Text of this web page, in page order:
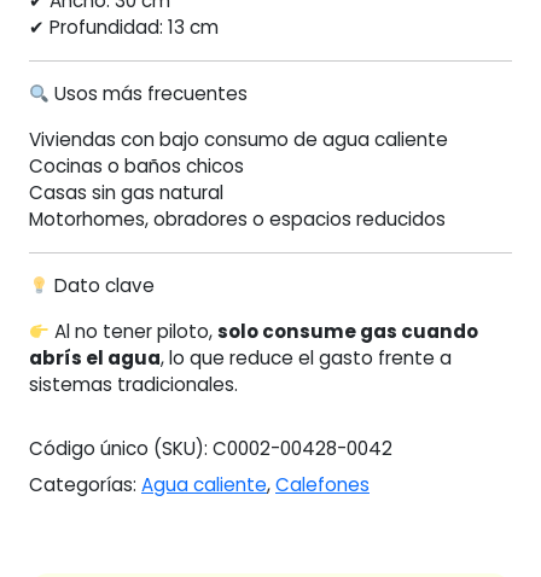
✔ Profundidad: 13 cm
Usos más frecuentes
Viviendas con bajo consumo de agua caliente
Cocinas o baños chicos
Casas sin gas natural
Motorhomes, obradores o espacios reducidos
Dato clave
Al no tener piloto,solo consume gas cuando
abrís el agua, lo que reduce el gasto frente a
sistemas tradicionales.
Código único (SKU): C0002-00428-0042
Categorías: Agua caliente,Calefones